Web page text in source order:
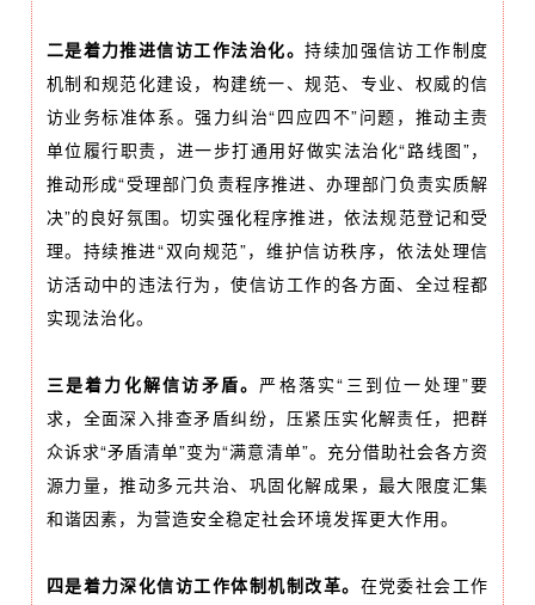
二是着力推进信访工作法治化。持续加强信访工作制度
机制和规范化建设，构建统一、规范、专业、权威的信
访业务标准体系。强力纠治“四应四不”问题，推动主责
单位履行职责，进一步打通用好做实法治化“路线图”，
推动形成“受理部门负责程序推进、办理部门负责实质解
决”的良好氛围。切实强化程序推进，依法规范登记和受
理。持续推进“双向规范”，维护信访秩序，依法处理信
访活动中的违法行为，使信访工作的各方面、全过程都
实现法治化。
三是着力化解信访矛盾。 严格落实“三到位一处理”要
求，全面深入排查矛盾纠纷，压紧压实化解责任，把群
众诉求“矛盾清单”变为“满意清单”。充分借助社会各方资
源力量，推动多元共治、巩固化解成果，最大限度汇集
和谐因素，为营造安全稳定社会环境发挥更大作用。
四是着力深化信访工作体制机制改革。 在党委社会工作